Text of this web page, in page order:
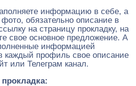
информацию в себе, а
обязательно описание в
на страницу прокладку, на
свое основное предложение. А
информацией
каждый профиль свое описание
или Телеграм канал.
прокладка: